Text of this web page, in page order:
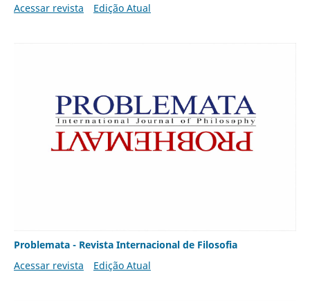
Acessar revista
Edição Atual
Problemata - Revista Internacional de Filosofia
Acessar revista
Edição Atual